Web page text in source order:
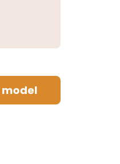
model